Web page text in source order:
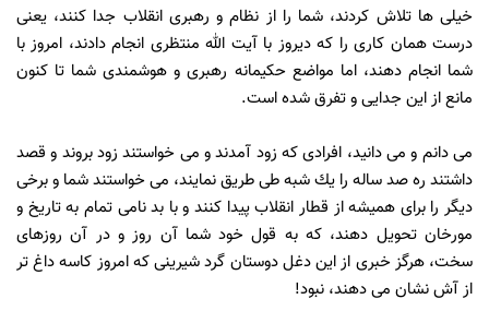
خيلى ها تلاش كردند، شما را از نظام و رهبرى انقلاب جدا كنند، يعنى
درست همان كارى را كه ديروز با آيت الله منتظرى انجام دادند، امروز با
شما انجام دهند، اما مواضع حكيمانه رهبرى و هوشمندى شما تا كنون
مانع از اين جدايى و تفرق شده است.
مى دانم و مى دانيد، افرادى كه زود آمدند و مى خواستند زود بروند و قصد
داشتند ره صد ساله را يك شبه طى طريق نمايند، مى خواستند شما و برخى
ديگر را براى هميشه از قطار انقلاب پيدا كنند و با بد نامى تمام به تاريخ و
مورخان تحويل دهند، كه به قول خود شما آن روز و در آن روزهاى
سخت، هرگز خبرى از اين دغل دوستان گرد شيرينى كه امروز كاسه داغ تر
از آش نشان مى دهند، نبود!